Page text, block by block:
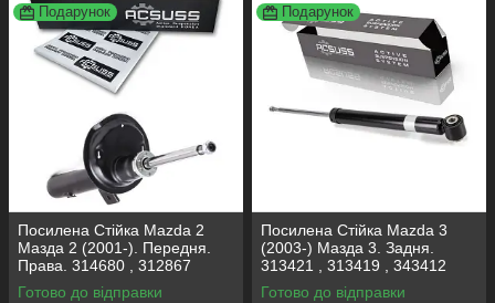
Подарунок
Посилена Стійка Mazda 2
Мазда 2 (2001-). Передня.
Права. 314680 , 312867
KOREA Аксусс!
Готово до відправки
Подарунок
Посилена Стійка Mazda 3
(2003-) Мазда 3. Задня.
313421 , 313419 , 343412
KOREA Аксусс!
Готово до відправки